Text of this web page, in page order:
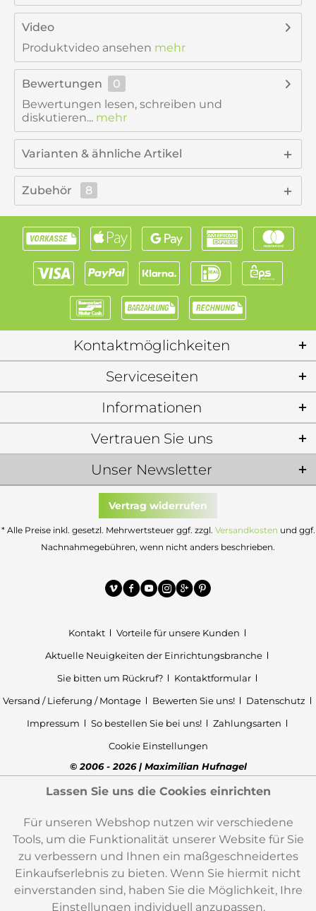
Video
Produktvideo ansehen mehr
Bewertungen
0
Bewertungen lesen, schreiben und
diskutieren... mehr
Varianten & ähnliche Artikel
Zubehör 8
Kontaktmöglichkeiten
Serviceseiten
Informationen
Unser Newsletter
Vertrauen Sie uns
Vertrag widerrufen
* Alle Preise inkl. gesetzl. Mehrwertsteuer ggf. zzgl. Versandkosten und ggf.
Nachnahmegebühren, wenn nicht anders beschrieben.
Kontakt
Vorteile für unsere Kunden
Aktuelle Neuigkeiten der Einrichtungsbranche
Sie bitten um Rückruf?
Kontaktformular
Versand / Lieferung / Montage
Bewerten Sie uns!
Datenschutz
Impressum
So bestellen Sie bei uns!
Zahlungsarten
Cookie Einstellungen
© 2006 - 2026 | Maximilian Hufnagel
Lassen Sie uns die Cookies einrichten
Für unseren Webshop nutzen wir verschiedene
Tools, um die Funktionalität unserer Website für Sie
zu verbessern und Ihnen ein maßgeschneidertes
Einkaufserlebnis zu bieten. Wenn Sie hiermit nicht
einverstanden sind, haben Sie die Möglichkeit, Ihre
Einstellungen individuell anzupassen.